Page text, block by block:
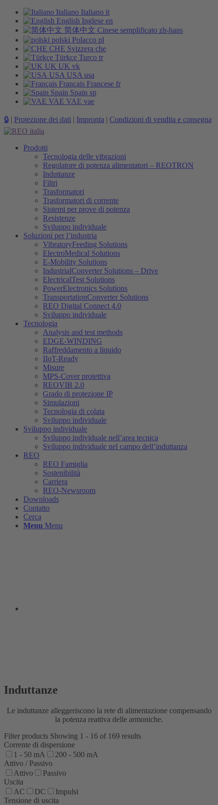
Italiano Italiano it
English Inglese en
简体中文 Cinese semplificato zh-hans
polski Polacco pl
CHE Svizzera che
Türkçe Turco tr
UK UK vk
USA USA usa
Français Francese fr
Spain Spain sp
VAE VAE vae
🔒 | Protezione dei dati | Impronta | Condizioni di vendita e consegna
Prodotti
Tecnologia delle vibrazioni
Regolatore di potenza alimentatori – REOTRON
Induttanze
Filtri
Trasformatori
Trasformatori di corrente
Sistemi per prove di potenza
Resistenze
Sviluppo individuale
Soluzioni per l’industria
VibratoryFeeding Solutions
ElectroMedical Solutions
E-Mobility Solutions
IndustrialConverter Solutions – Drive
ElectricalTest Solutions
PowerElectronics Solutions
TransportationConverter Solutions
REO Digital Connect 4.0
Sviluppo individuale
Tecnologia
Analysis and test methods
EDGE-WINDING
Raffreddamento a liquido
IIoT-Ready
Misure
MPS-Cover protettiva
REOVIB 2.0
Grado di protezione IP
Simulazioni
Tecnologia di colata
Sviluppo individuale
Sviluppo individuale
Sviluppo individuale nell’area tecnica
Sviluppo individuale nel campo dell’induttanza
REO
REO Famiglia
Sostenibilità
Carriera
REO-Newsroom
Downloads
Contatto
Cerca
Menu Menu
Induttanze
Le induttanze alleggeriscono la rete di alimentazione compensando
la potenza reattiva delle armoniche.
Filter products Showing 1 - 16 of 169 results
Corrente di dispersione
1 - 50 mA
200 - 500 mA
Attivo / Passivo
Attivo
Passivo
Uscita
AC
DC
Impulsi
Tensione di uscita